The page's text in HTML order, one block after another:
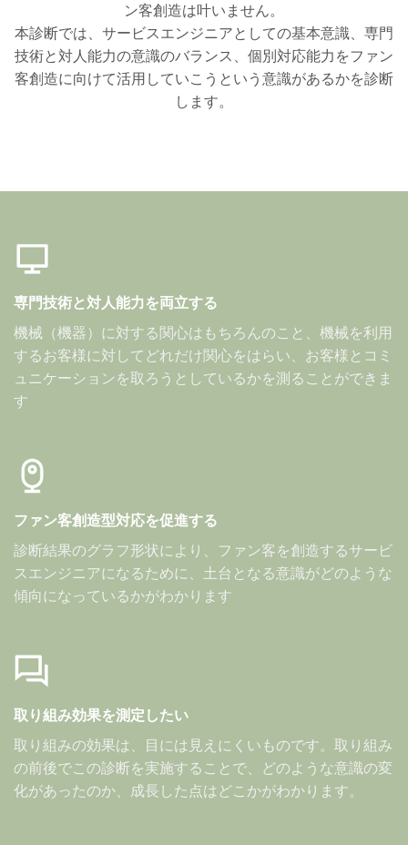
ン客創造は叶いません。
本診断では、サービスエンジニアとしての基本意識、専門
技術と対人能力の意識のバランス、個別対応能力をファン
客創造に向けて活用していこうという意識があるかを診断
します。
専門技術と対人能力を両立する
機械（機器）に対する関心はもちろんのこと、機械を利用
するお客様に対してどれだけ関心をはらい、お客様とコミ
ュニケーションを取ろうとしているかを測ることができま
す
ファン客創造型対応を促進する
診断結果のグラフ形状により、ファン客を創造するサービ
スエンジニアになるために、土台となる意識がどのような
傾向になっているかがわかります
取り組み効果を測定したい
取り組みの効果は、目には見えにくいものです。取り組み
の前後でこの診断を実施することで、どのような意識の変
化があったのか、成長した点はどこかがわかります。